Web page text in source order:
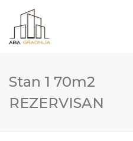
Stan 1 70m2
REZERVISAN